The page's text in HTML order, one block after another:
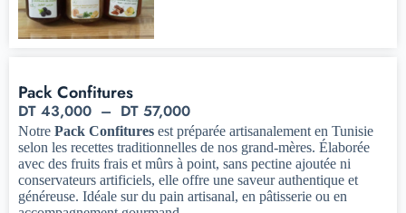
Pack Confitures
DT 43,000 – DT 57,000
Notre Pack Confitures est préparée artisanalement en Tunisie
selon les recettes traditionnelles de nos grand-mères. Élaborée
avec des fruits frais et mûrs à point, sans pectine ajoutée ni
conservateurs artificiels, elle offre une saveur authentique et
généreuse. Idéale sur du pain artisanal, en pâtisserie ou en